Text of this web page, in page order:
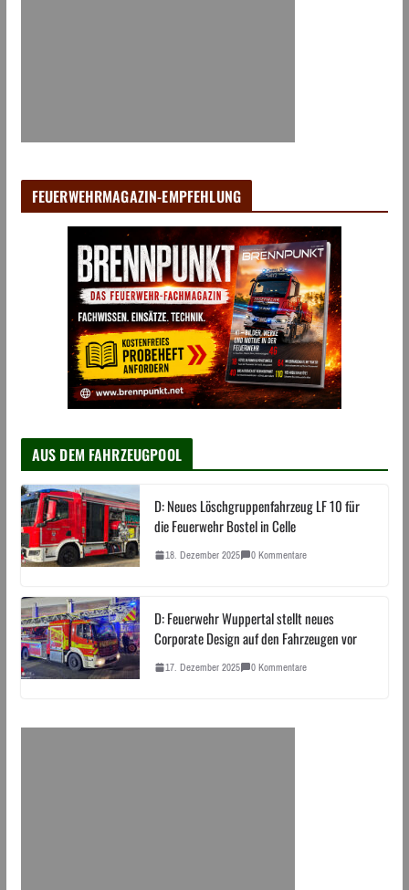
FEUERWEHRMAGAZIN-EMPFEHLUNG
AUS DEM FAHRZEUGPOOL
D: Neues Löschgruppenfahrzeug LF 10 für
die Feuerwehr Bostel in Celle
18. Dezember 2025 0 Kommentare
D: Feuerwehr Wuppertal stellt neues
Corporate Design auf den Fahrzeugen vor
17. Dezember 2025 0 Kommentare